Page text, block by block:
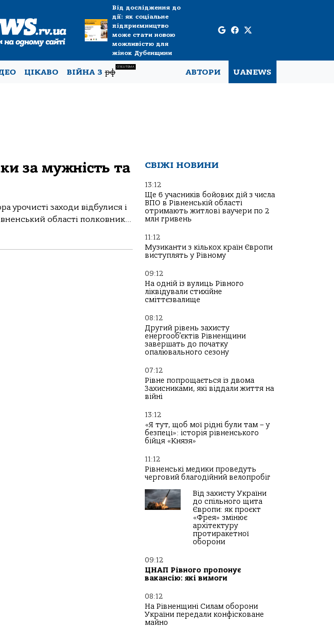
Від дослідження до
дії: як соціальне
підприємництво
може стати новою
можливістю для
жінок Дубенщини
ЦІКАВО ВІЙНА Зрф
СПЕЦТЕМА
АВТОРИ UANEWS
за мужність та
урочисті заходи відбулися і
області полковник...
СВІЖІ НОВИНИ
13:12
Ще 6 учасників бойових дій з числа
ВПО в Рівненській області
отримають житлові ваучери по 2
млн гривень
11:12
Музиканти з кількох країн Європи
виступлять у Рівному
09:12
На одній із вулиць Рівного
ліквідували стихійне
сміттєзвалище
08:12
Другий рівень захисту
енергооб’єктів Рівненщини
завершать до початку
опалювального сезону
07:12
Рівне попрощається із двома
Захисниками, які віддали життя на
війні
13:12
«Я тут, щоб мої рідні були там – у
безпеці»: історія рівненського
бійця «Князя»
11:12
Рівненські медики проведуть
черговий благодійний велопробіг
Від захисту України
до спільного щита
Європи: як проєкт
«Фрея» змінює
архітектуру
протиракетної
оборони
09:12
ЦНАП Рівного пропонує
вакансію: які вимоги
08:12
На Рівненщині Силам оборони
України передали конфісковане
майно